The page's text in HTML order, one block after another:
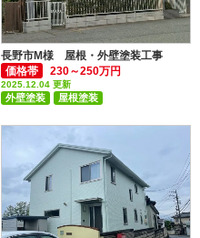
長野市M様 屋根・外壁塗装工事
価格帯
230～250万円
2025.12.04 更新
外壁塗装
屋根塗装